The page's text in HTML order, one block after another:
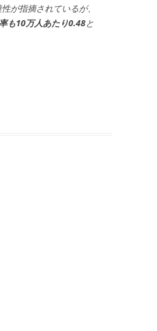
が指摘されているが、
も10万人あたり0.48と